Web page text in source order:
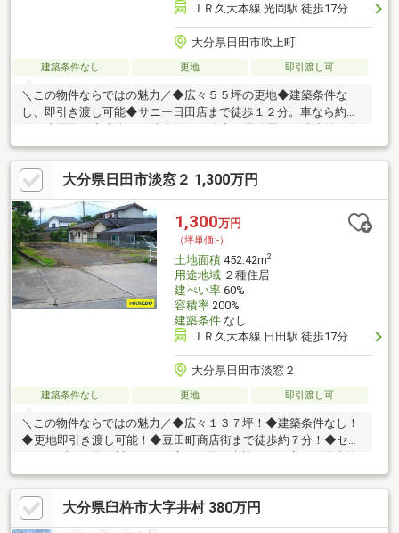
ＪＲ久大本線 光岡駅 徒歩17分
大分県日田市吹上町
建築条件なし 更地 即引渡し可
＼この物件ならではの魅力／◆広々５５坪の更地◆建築条件な
し、即引き渡し可能◆サニー日田店まで徒歩１２分。車なら約３
分！◆豆田町商店街まで徒歩約１３分◆月隈公園まで徒歩約９分
◆徒歩圏内に飲食店多数！☆内覧ツアー☆気になる物件を全て弊
社でまとめてご内覧いただけます。物件選びからお引渡しまで
『ハウスドゥ日田』が全力でサポートします。☆全国730店舗以
上展開！☆ハウスドゥだからこその豊富な情報量と実績を生か
し、お客様の夢のマイホーム探しを全力でサポートいたします！
大分県日田市淡窓２ 1,300万円
1,300万円
（坪単価:-）
土地面積452.42m2
用途地域２種住居
建ぺい率60%
容積率200%
建築条件なし
ＪＲ久大本線 日田駅 徒歩17分
大分県日田市淡窓２
建築条件なし 更地 即引渡し可
＼この物件ならではの魅力／◆広々１３７坪！◆建築条件なし！
◆更地即引き渡し可能！◆豆田町商店街まで徒歩約７分！◆セブ
８分！◆ダイレックス日田中央店まで徒歩約８分！◆徒歩圏内飲
食店多数あり！◆咸宜小学校まで徒歩約７分！☆内覧ツアー☆気
になる物件を全て弊社でまとめてご内覧いただけます。物件選び
からお引渡しまで『ハウスドゥ日田』が全力でサポートします。
大分県臼杵市大字井村 380万円